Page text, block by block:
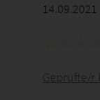
14.09.2021
Geprüfte/r